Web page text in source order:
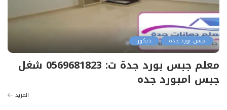
جبس بورد جدة ديكور
معلم جبس بورد جدة ت: 0569681823 شغل
جبس امبورد جده
المزيد